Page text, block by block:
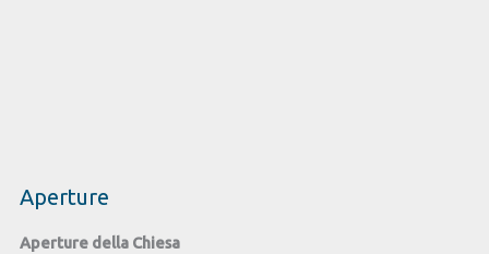
Aperture
Aperture della Chiesa